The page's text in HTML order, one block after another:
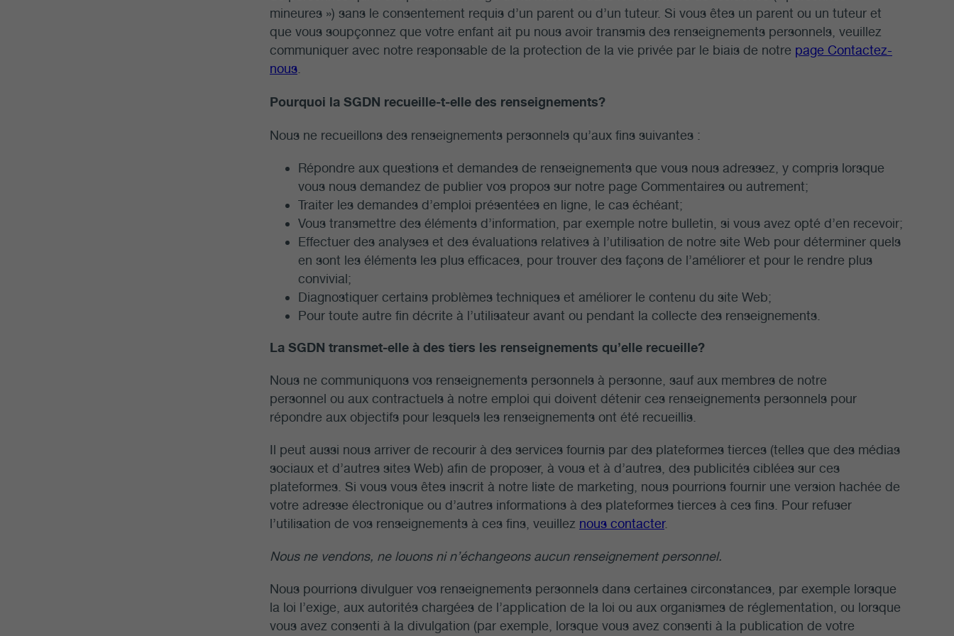
mineures ») sans le consentement requis d’un parent ou d’un tuteur. Si vous êtes un parent ou un tuteur et
que vous soupçonnez que votre enfant ait pu nous avoir transmis des renseignements personnels, veuillez
communiquer avec notre responsable de la protection de la vie privée par le biais de notre page Contactez-
nous
Pourquoi la SGDN recueille-t-elle des renseignements?
Nous ne recueillons des renseignements personnels qu’aux fins suivantes :
Répondre aux questions et demandes de renseignements que vous nous adressez, y compris lorsque
vous nous demandez de publier vos propos sur notre page Commentaires ou autrement;
Traiter les demandes d’emploi présentées en ligne, le cas échéant;
Vous transmettre des éléments d’information, par exemple notre bulletin, si vous avez opté d’en recevoir;
Effectuer des analyses et des évaluations relatives à l’utilisation de notre site Web pour déterminer quels
en sont les éléments les plus efficaces, pour trouver des façons de l’améliorer et pour le rendre plus
convivial;
Diagnostiquer certains problèmes techniques et améliorer le contenu du site Web;
Pour toute autre fin décrite à l’utilisateur avant ou pendant la collecte des renseignements.
La SGDN transmet-elle à des tiers les renseignements qu’elle recueille?
Nous ne communiquons vos renseignements personnels à personne, sauf aux membres de notre
personnel ou aux contractuels à notre emploi qui doivent détenir ces renseignements personnels pour
répondre aux objectifs pour lesquels les renseignements ont été recueillis.
Il peut aussi nous arriver de recourir à des services fournis par des plateformes tierces (telles que des médias
sociaux et d’autres sites Web) afin de proposer, à vous et à d’autres, des publicités ciblées sur ces
plateformes. Si vous vous êtes inscrit à notre liste de marketing, nous pourrions fournir une version hachée de
votre adresse électronique ou d’autres informations à des plateformes tierces à ces fins. Pour refuser
l’utilisation de vos renseignements à ces fins, veuillez nous contacter.
Nous ne vendons, ne louons ni n’échangeons aucun renseignement personnel.
Nous pourrions divulguer vos renseignements personnels dans certaines circonstances, par exemple lorsque
la loi l’exige, aux autorités chargées de l’application de la loi ou aux organismes de réglementation, ou lorsque
vous avez consenti à la divulgation (par exemple, lorsque vous avez consenti à la publication de votre